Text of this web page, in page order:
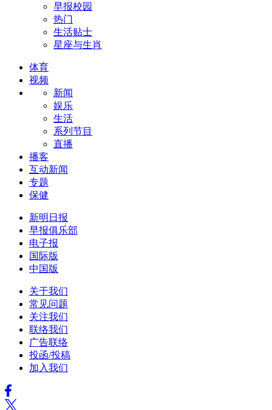
早报校园
热门
生活贴士
星座与生肖
体育
视频
新闻
娱乐
生活
系列节目
直播
播客
互动新闻
专题
保健
新明日报
早报俱乐部
电子报
国际版
中国版
关于我们
常见问题
关注我们
联络我们
广告联络
投函/投稿
加入我们